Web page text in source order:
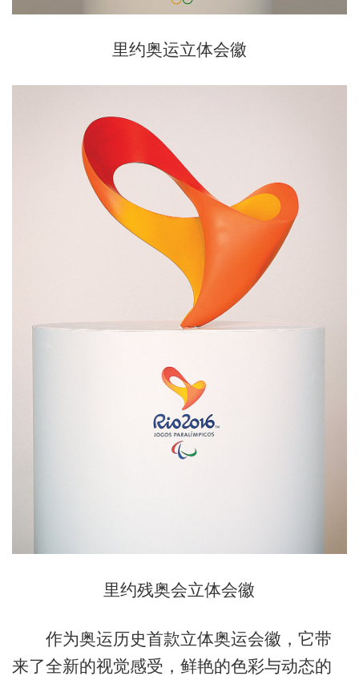
里约奥运立体会徽
里约残奥会立体会徽
作为奥运历史首款立体奥运会徽，它带
来了全新的视觉感受，鲜艳的色彩与动态的